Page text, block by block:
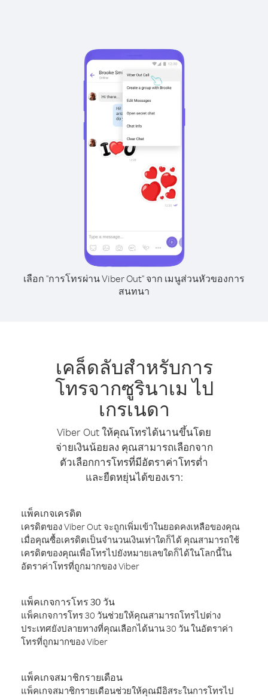
เลือก "การโทรผ่าน Viber Out" จาก เมนูส่วนหัวของการ
สนทนา
เคล็ดลับสำหรับการ
โทรจากซูรินาเม ไป
เกรเนดา
Viber Out ให้คุณโทรได้นานขึ้นโดย
จ่ายเงินน้อยลง คุณสามารถเลือกจาก
ตัวเลือกการโทรที่มีอัตราค่าโทรต่ำ
และยืดหยุ่นได้ของเรา:
แพ็คเกจเครดิต
เครดิตของ Viber Out จะถูกเพิ่มเข้าในยอดคงเหลือของคุณ
เมื่อคุณซื้อเครดิตเป็นจำนวนเงินเท่าใดก็ได้ คุณสามารถใช้
เครดิตของคุณเพื่อโทรไปยังหมายเลขใดก็ได้ในโลกนี้ใน
อัตราค่าโทรที่ถูกมากของ Viber
แพ็คเกจการโทร 30 วัน
แพ็คเกจการโทร 30 วันช่วยให้คุณสามารถโทรไปต่าง
ประเทศยังปลายทางที่คุณเลือกได้นาน 30 วัน ในอัตราค่า
โทรที่ถูกมากของ Viber
แพ็คเกจสมาชิกรายเดือน
แพ็คเกจสมาชิกรายเดือนช่วยให้คุณมีอิสระในการโทรไป